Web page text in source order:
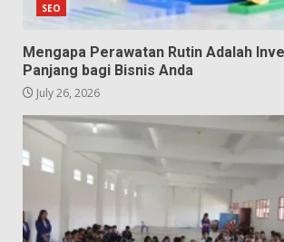
SEO
Mengapa Perawatan Rutin Adalah
Panjang bagi Bisnis Anda
July 26, 2026